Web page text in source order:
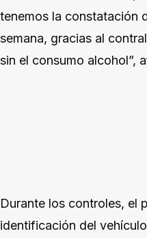
tenemos la constatación
semana, gracias al
sin el consumo alcohol”,
Durante los controles, el
identificación del